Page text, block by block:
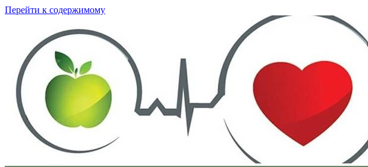
Перейти к содержимому